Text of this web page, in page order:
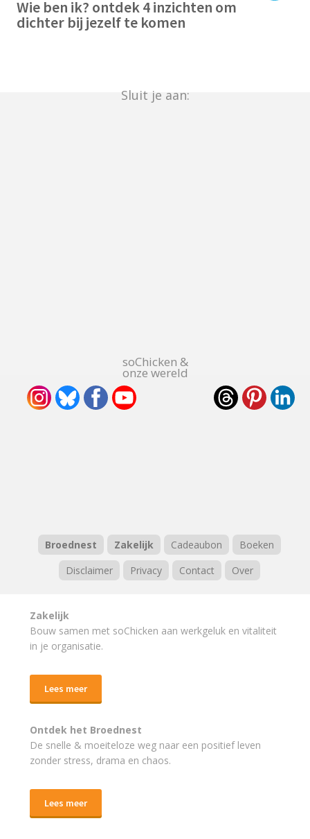
Wie ben ik? ontdek 4 inzichten om
dichter bij jezelf te komen
Sluit je aan:
soChicken &
onze wereld
Broednest Zakelijk Cadeaubon
Boeken
Disclaimer
Privacy Contact Over
Zakelijk
Bouw samen met soChicken aan werkgeluk en vitaliteit
in je organisatie.
Lees meer
Ontdek het Broednest
De snelle & moeiteloze weg naar een positief leven
zonder stress, drama en chaos.
Lees meer